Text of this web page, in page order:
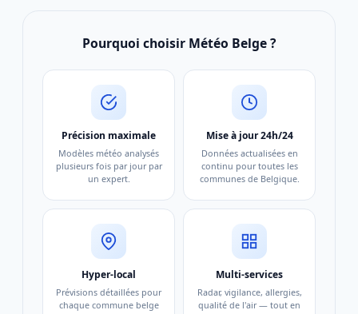
Pourquoi choisir Météo Belge ?
Précision maximale
Modèles météo analysés
plusieurs fois par jour par
un expert.
Mise à jour 24h/24
Données actualisées en
continu pour toutes les
communes de Belgique.
Hyper-local
Prévisions détaillées pour
chaque commune belge
Multi-services
Radar, vigilance, allergies,
qualité de l'air — tout en